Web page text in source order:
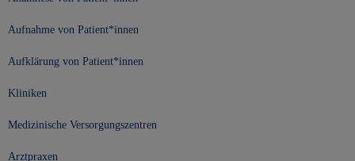
Aufnahme von Patient*innen
Aufklärung von Patient*innen
Kliniken
Medizinische Versorgungszentren
Arztpraxen